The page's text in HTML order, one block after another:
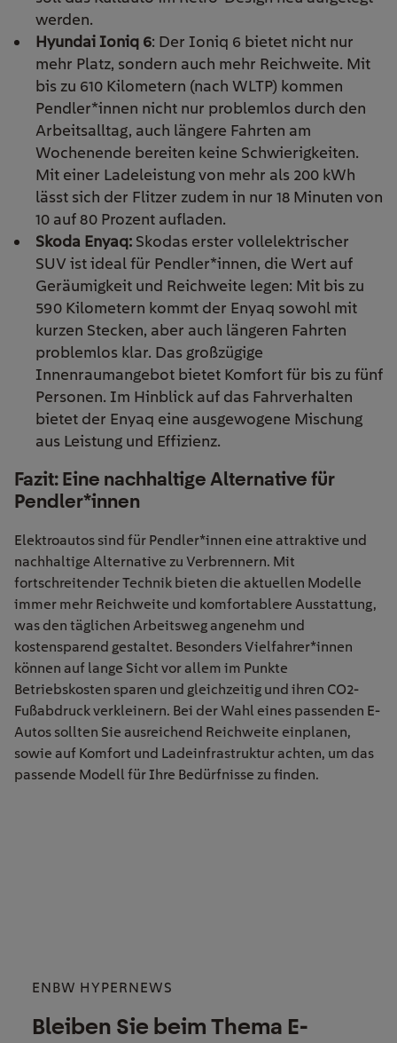
werden.
Hyundai Ioniq 6: Der Ioniq 6 bietet nicht nur
mehr Platz, sondern auch mehr Reichweite. Mit
bis zu 610 Kilometern (nach WLTP) kommen
Pendler*innen nicht nur problemlos durch den
Arbeitsalltag, auch längere Fahrten am
Wochenende bereiten keine Schwierigkeiten.
Mit einer Ladeleistung von mehr als 200 kWh
lässt sich der Flitzer zudem in nur 18 Minuten von
10 auf 80 Prozent aufladen.
Skoda Enyaq: Skodas erster vollelektrischer
SUV istideal für Pendler*innen, die Wert auf
Geräumigkeit und Reichweite legen: Mit bis zu
590 Kilometern kommt der Enyaq sowohl mit
kurzen Stecken, aber auch längeren Fahrten
problemlos klar. Das großzügige
Innenraumangebot bietet Komfortfür bis zu fünf
Personen. Im Hinblick auf das Fahrverhalten
bietet der Enyaq eine ausgewogene Mischung
aus Leistung und Effizienz.
Fazit: Eine nachhaltige Alternative für
Pendler*innen
Elektroautos sind für Pendler*innen eine attraktive und
nachhaltige Alternative zu Verbrennern. Mit
fortschreitender Technik bieten die aktuellen Modelle
immer mehr Reichweite und komfortablere Ausstattung,
was den täglichen Arbeitsweg angenehm und
kostensparend gestaltet. Besonders Vielfahrer*innen
können auf lange Sicht vor allem im Punkte
Betriebskosten sparen und gleichzeitig und ihren CO2-
Fußabdruck verkleinern. Bei der Wahl eines passenden E-
Autos sollten Sie ausreichend Reichweite einplanen,
sowie auf Komfort und Ladeinfrastruktur achten, um das
passende Modell für Ihre Bedürfnisse zu finden.
ENBW HYPERNEWS
Bleiben Sie beim Thema E-